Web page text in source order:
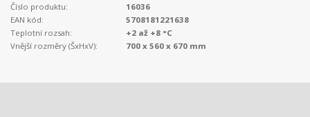
Číslo produktu:
16036
EAN kód:
5708181221638
Teplotní rozsah:
+2 až +8 °C
Vnější rozměry (ŠxHxV):
700 x 560 x 670 mm